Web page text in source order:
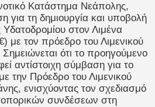
Κατάστημα Νεάπολης,
τη δημιουργία και υποβολή
στον Λιμένα
με τον πρόεδρο του Λιμενικού
ότι το προηγούμενο
αντίστοιχη σύμβαση για το
την Πρόεδρο του Λιμενικού
ενισχύοντας τον σχεδιασμό
συνδέσεων στη